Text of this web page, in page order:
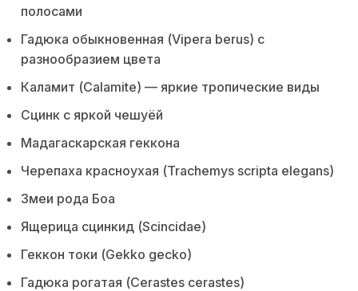
полосами
Гадюка обыкновенная (Vipera berus) с
разнообразием цвета
Каламит (Calamite) — яркие тропические виды
Сцинк с яркой чешуёй
Мадагаскарская геккона
Черепаха красноухая (Trachemys scripta elegans)
Змеи рода Боа
Ящерица сцинкид (Scincidae)
Геккон токи (Gekko gecko)
Гадюка рогатая (Cerastes cerastes)